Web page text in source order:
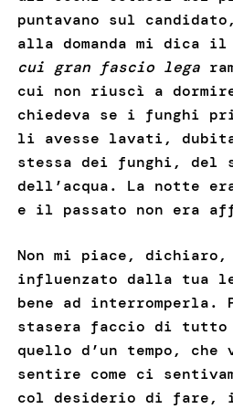
puntavano sul
alla domanda mi dica il
cui gran fascio lega
cui non riuscì a
chiedeva se i funghi
li avesse lavati,
stessa dei funghi, del
dell’acqua. La notte
e il passato non era
Non mi piace, dichiaro,
influenzato dalla tua
bene ad interromperla.
stasera faccio di tutto
quello d’un tempo,
sentire come ci
col desiderio di fare,